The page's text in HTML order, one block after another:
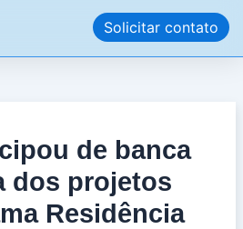
Solicitar contato
de banca
dos projetos
Residência